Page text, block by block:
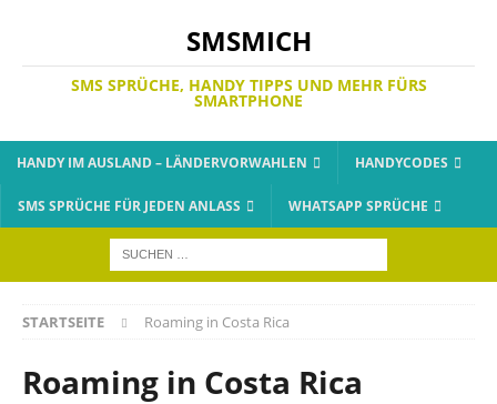
SMSMICH
SMS SPRÜCHE, HANDY TIPPS UND MEHR FÜRS
SMARTPHONE
HANDY IM AUSLAND – LÄNDERVORWAHLEN HANDYCODES
SMS SPRÜCHE FÜR JEDEN ANLASS WHATSAPP SPRÜCHE
STARTSEITE Roaming in Costa Rica
Roaming in Costa Rica